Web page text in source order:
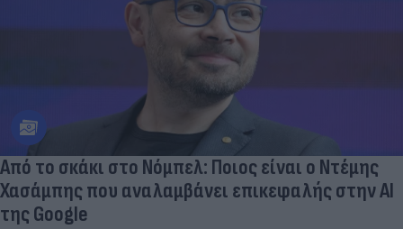
Από το σκάκι στο Νόμπελ: Ποιος είναι ο Ντέμης
Χασάμπης που αναλαμβάνει επικεφαλής στην ΑΙ
της Google